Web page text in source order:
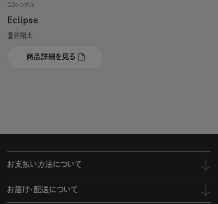
CDシングル
Eclipse
蒼井翔太
商品詳細を見る
お支払い方法について
お届け・配送について